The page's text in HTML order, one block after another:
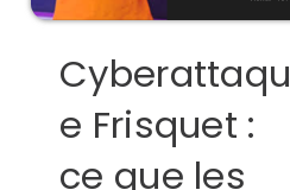
Cyberattaqu
e Frisquet :
ce que les